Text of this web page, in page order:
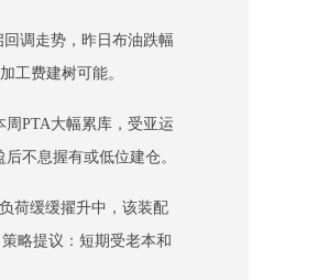
调走势，昨日布油跌幅
工费建树可能。
PTA大幅累库，受亚运
不息握有或低位建仓。
荷缓缓擢升中，该装配
略提议：短期受老本和